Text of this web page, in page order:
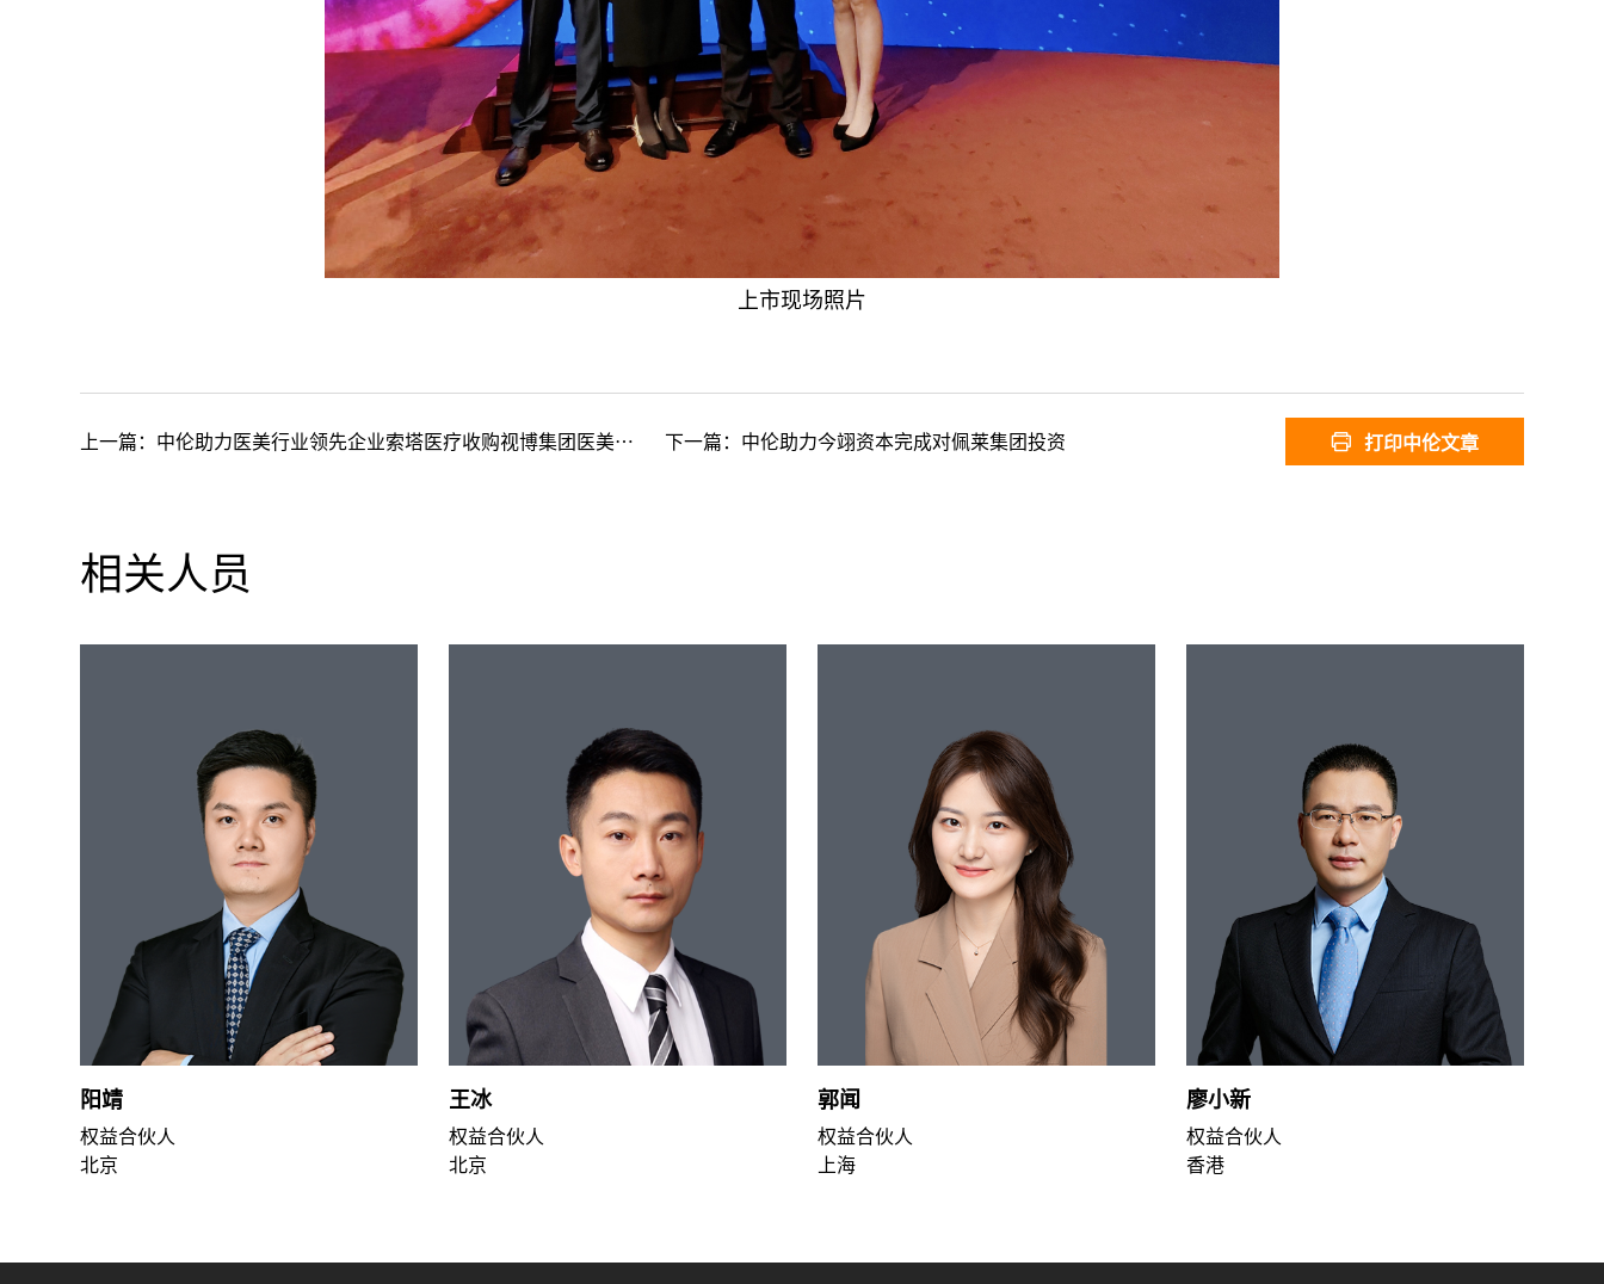
上市现场照片
上一篇： 中伦助力医美行业领先企业索塔医疗收购视博集团医美经销业务 下一篇： 中伦助力今翊资本完成对佩莱集团投资 打印中伦文章
相关人员
阳靖
权益合伙人
北京
王冰
权益合伙人
北京
郭闻
权益合伙人
上海
廖小新
权益合伙人
香港